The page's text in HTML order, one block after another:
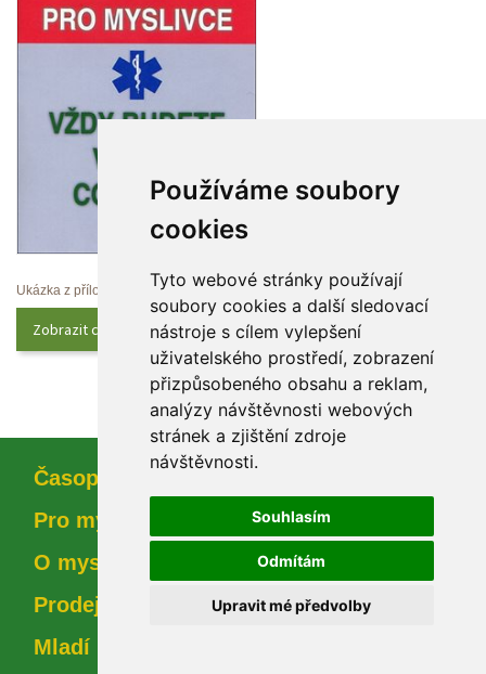
Používáme soubory
cookie
Tyto webové stránky používají
oubory cookies a další sledovací
nástroje s cílem vylepšení
uživatelského prostředí, zobrazení
přizpůsobeného obsahu a reklam,
analýzy návštěvnosti webových
tránek a zjištění zdroje
návštěvnosti.
Souhlasím
Odmítám
Upravit mé předvolby
Ukázka z přílohy
Zobrazit celý obsah
Časopi
Pro myslivce
O myslivosti
Prodejna
Mladí myslivci